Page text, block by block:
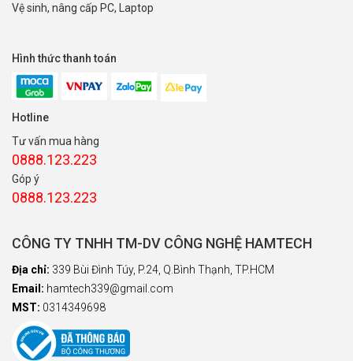
Vệ sinh, nâng cấp PC, Laptop
Hình thức thanh toán
Hotline
Tư vấn mua hàng
0888.123.223
Góp ý
0888.123.223
CÔNG TY TNHH TM-DV CÔNG NGHỆ HAMTECH
Địa chỉ: 339 Bùi Đình Túy, P.24, Q.Bình Thạnh, TP.HCM
Email: hamtech339@gmail.com
MST: 0314349698